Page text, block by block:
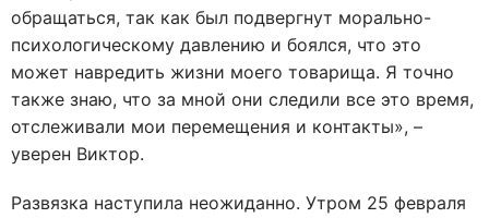
обращаться, так как был подвергнут морально-
психологическому давлению и боялся, что это
может навредить жизни моего товарища. Я точно
также знаю, что за мной они следили все это время,
отслеживали мои перемещения и контакты», –
уверен Виктор.
Развязка наступила неожиданно. Утром 25 февраля